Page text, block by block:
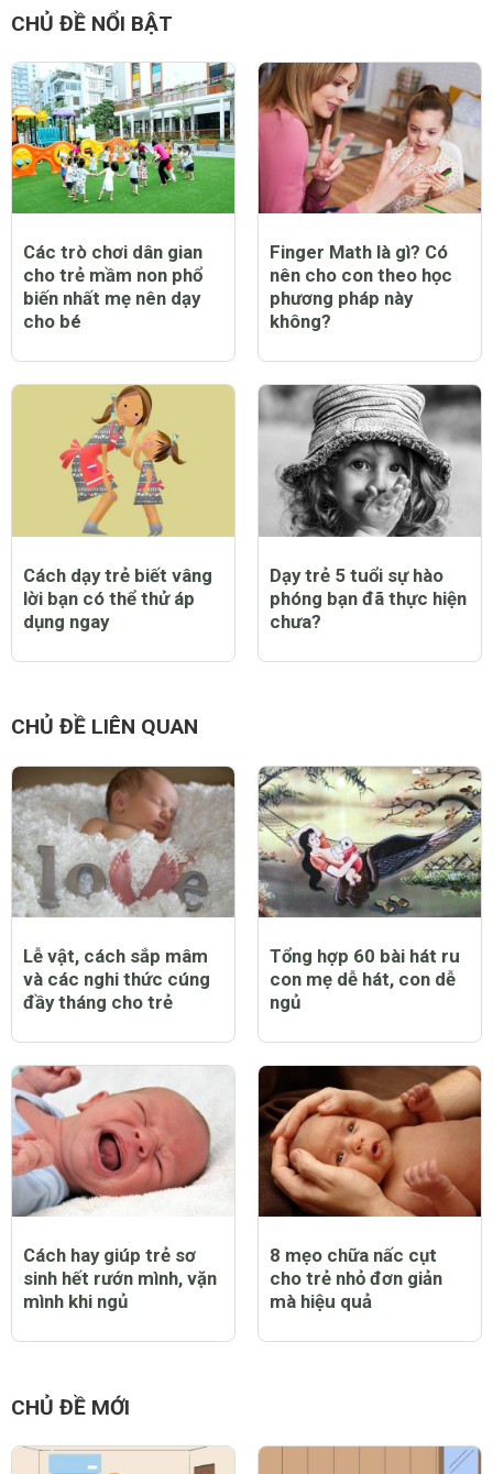
gia đình cờ vua
tham khảo thêm
0 Thích Trả lời Báo cáo vi phạm
CHỦ ĐỀ NỔI BẬT
Các trò chơi dân gian
cho trẻ mầm non phổ
biến nhất mẹ nên dạy
cho bé
Finger Math là gì? Có
nên cho con theo học
phương pháp này
không?
Cách dạy trẻ biết vâng
lời bạn có thể thử áp
CHỦ ĐỀ LIÊN QUAN
Lễ vật, cách sắp mâm
và các nghi thức cúng
đầy tháng cho trẻ
Tổng hợp 60 bài hát ru
con mẹ dễ hát, con dễ
ngủ
Cách hay giúp trẻ sơ
sinh hết rướn mình, vặn
mình khi ngủ
mà hiệu quả